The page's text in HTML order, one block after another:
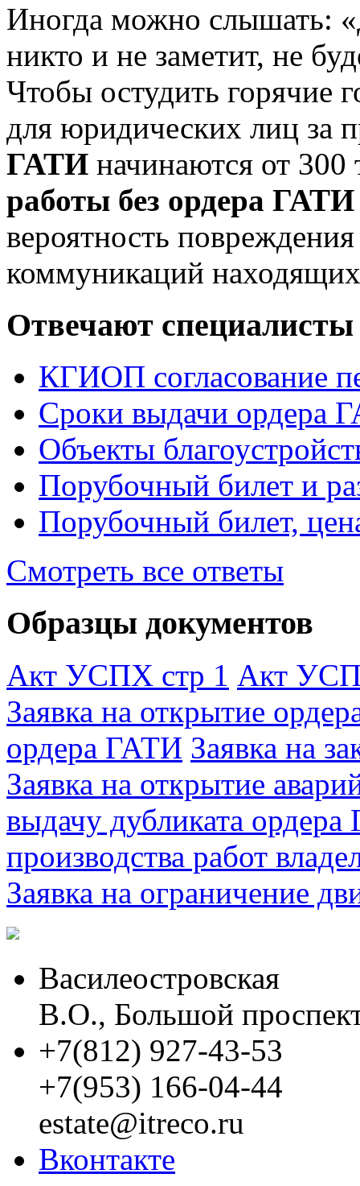
Иногда можно слышать:
никто и не заметит, не
Чтобы остудить горячие
для юридических лиц за
ГАТИ начинаются от 300
работы без ордера ГАТИ
вероятность
коммуникаций
Отвечают специалисты
КГИОП согласование
Сроки выдачи ордера
Объекты
Порубочный билет и
Порубочный билет,
Смотреть все ответы
Образцы документов
Акт УСПХ стр 1 Акт
Заявка на открытие
ордера ГАТИ Заявка на
Заявка на открытие
выдачу дубликата
производства работ
Заявка на ограничение
Василеостровская
В.О., Большой
+7(812) 927-43-53
+7(953) 166-04-44
estate@itreco.ru
Вконтакте